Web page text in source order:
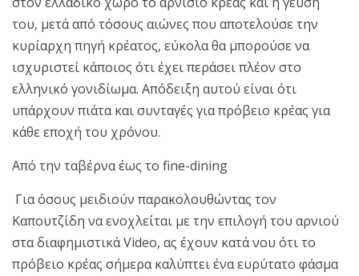
του, μετά από τόσους αιώνες που αποτελούσε την
κυρίαρχη πηγή κρέατος, εύκολα θα μπορούσε να
ισχυριστεί κάποιος ότι έχει περάσει πλέον στο
ελληνικό γονιδίωμα. Απόδειξη αυτού είναι ότι
υπάρχουν πιάτα και συνταγές για πρόβειο κρέας για
κάθε εποχή του χρόνου.
Από την ταβέρνα έως το fine-dining
Για όσους μειδιούν παρακολουθώντας τον
Καπουτζίδη να ενοχλείται με την επιλογή του αρνιού
στα διαφημιστικά Video, ας έχουν κατά νου ότι το
πρόβειο κρέας σήμερα καλύπτει ένα ευρύτατο φάσμα